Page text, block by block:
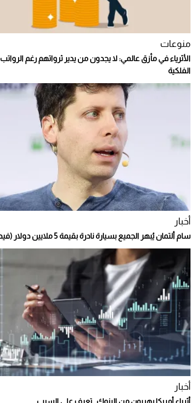
منوعات
الأثرياء في مأزق عالمي: لا يجدون من يدير ثرواتهم رغم الرواتب
الفلكية
أخبار
سام ألتمان يُبهر الجميع بسيارة نادرة بقيمة 5 ملايين دولار (فيديو )
أخبار